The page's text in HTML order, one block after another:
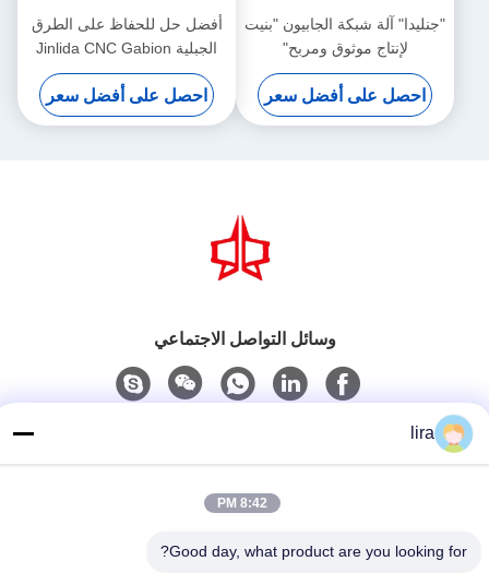
"جنليدا" آلة شبكة الجابيون "بنيت
لإنتاج موثوق ومربح"
احصل على أفضل سعر
أفضل حل للحفاظ على الطرق
الجبلية Jinlida CNC Gabion
Machine يدعم مشاريع حماية
المنحدرات العالمية
احصل على أفضل سعر
وسائل التواصل الاجتماعي
بريد إلكتروني
lira
8:42 PM
Good day, what product are you looking for?